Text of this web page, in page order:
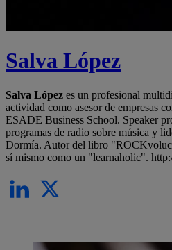
Salva López
Salva López es un profesional
actividad como asesor de empresas
ESADE Business School. Speaker
programas de radio sobre música y
Dormía. Autor del libro
sí mismo como un "learnaholic".